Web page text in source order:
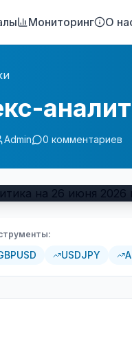
Мониторинг О
Admin 0 комментариев
USDJPY